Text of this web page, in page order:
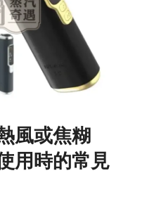
風或焦糊
用時的常見